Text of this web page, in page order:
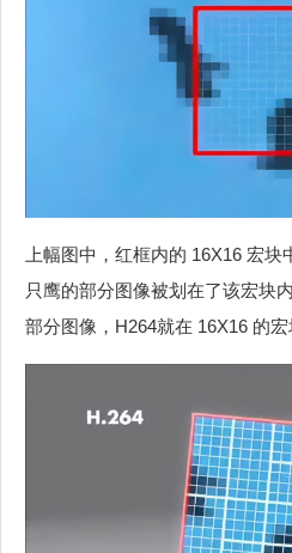
上幅图中，红框内的 16X16 宏
只鹰的部分图像被划在了该宏块
部分图像，H264就在 16X16 的